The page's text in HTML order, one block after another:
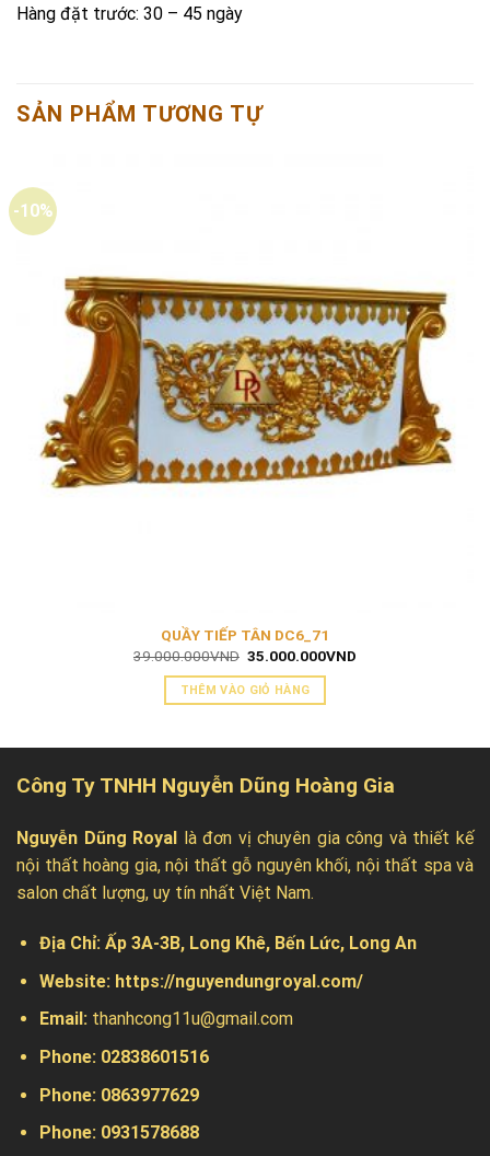
Hàng đặt trước: 30 – 45 ngày
SẢN PHẨM TƯƠNG TỰ
-10%
QUẦY TIẾP TÂN DC6_71
39.000.000VND Giá
là:
39.000.000VND.
35.000.000VND
THÊM VÀO GIỎ HÀNG
Công Ty TNHH Nguyễn Dũng Hoàng Gia
Nguyễn Dũng Royal
là đơn vị chuyên gia công và thiết kế
nội thất hoàng gia, nội thất gỗ nguyên khối, nội thất spa và
salon chất lượng, uy tín nhất Việt Nam.
Địa Chỉ: Ấp 3A-3B, Long Khê, Bến Lức, Long An
Website: https://nguyendungroyal.com/
Email: thanhcong11u@gmail.com
Phone: 02838601516
Phone: 0863977629
Phone: 0931578688